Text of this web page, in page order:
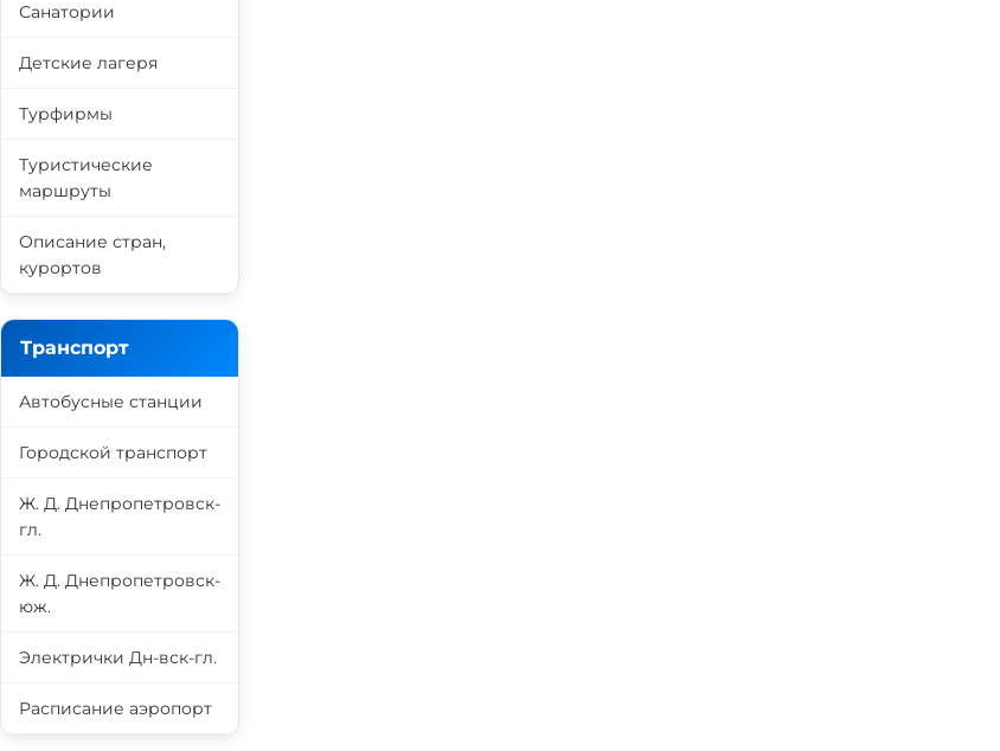
Санатории
Детские лагеря
Турфирмы
Туристические
маршруты
Описание стран,
курортов
Транспорт
Автобусные станции
Городской транспорт
Ж. Д. Днепропетровск-
гл.
Ж. Д. Днепропетровск-
юж.
Электрички Дн-вск-гл.
Расписание аэропорт